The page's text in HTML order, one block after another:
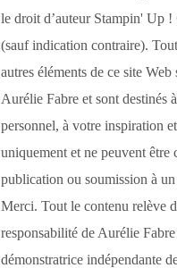
le droit d’auteur Stampin' Up
(sauf indication contraire).
autres éléments de ce site Web
Aurélie Fabre et sont destinés
personnel, à votre inspiration
uniquement et ne peuvent être
publication ou soumission à
Merci. Tout le contenu relève
responsabilité de Aurélie
démonstratrice indépendante